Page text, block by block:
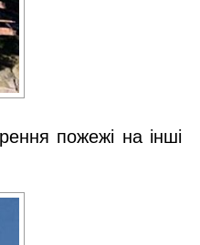
пожежі на інші